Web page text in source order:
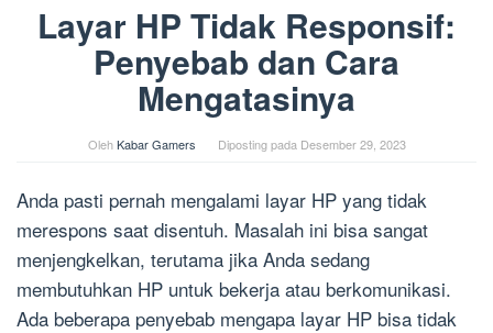
Layar HP Tidak Responsif:
Penyebab dan Cara
Mengatasinya
OlehKabar Gamers Diposting pada Desember 29, 2023
Anda pasti pernah mengalami layar HP yang tidak
merespons saat disentuh. Masalah ini bisa sangat
menjengkelkan, terutama jika Anda sedang
membutuhkan HP untuk bekerja atau berkomunikasi.
Ada beberapa penyebab mengapa layar HP bisa tidak